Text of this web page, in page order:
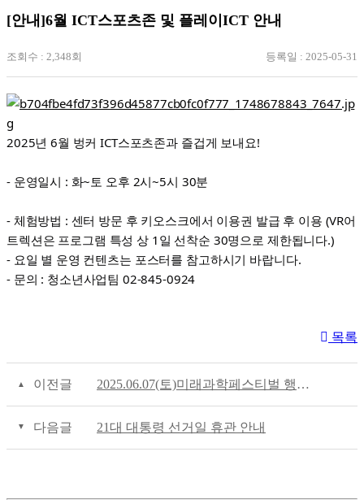
[안내]6월 ICT스포츠존 및 플레이ICT 안내
조회수 : 2,348회 등록일 : 2025-05-31
2025년 6월 벙커 ICT스포츠존과 즐겁게 보내요!
- 운영일시 : 화~토 오후 2시~5시 30분
- 체험방법 : 센터 방문 후 키오스크에서 이용권 발급 후 이용 (VR어
트렉션은 프로그램 특성 상 1일 선착순 30명으로 제한됩니다.)
- 요일 별 운영 컨텐츠는 포스터를 참고하시기 바랍니다.
- 문의 : 청소년사업팀 02-845-0924
목록
이전글 2025.06.07(토)미래과학페스티벌 행사 관련 휴관 안내
다음글 21대 대통령 선거일 휴관 안내